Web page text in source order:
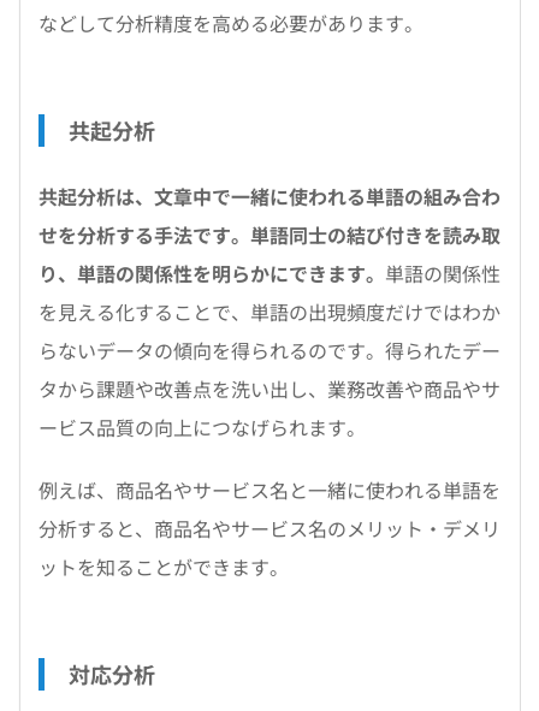
などして分析精度を高める必要があります。
共起分析
共起分析は、文章中で一緒に使われる単語の組み合わ
せを分析する手法です。単語同士の結び付きを読み取
り、単語の関係性を明らかにできます。 単語の関係性
を見える化することで、単語の出現頻度だけではわか
らないデータの傾向を得られるのです。得られたデー
タから課題や改善点を洗い出し、業務改善や商品やサ
ービス品質の向上につなげられます。
例えば、商品名やサービス名と一緒に使われる単語を
分析すると、商品名やサービス名のメリット・デメリ
ットを知ることができます。
対応分析